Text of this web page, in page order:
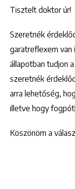
Tisztelt doktor úr!
Szeretnék
garatreflexem van
állapotban tudjon
szeretnék
arra lehetőség,
illetve hogy
Köszönöm a